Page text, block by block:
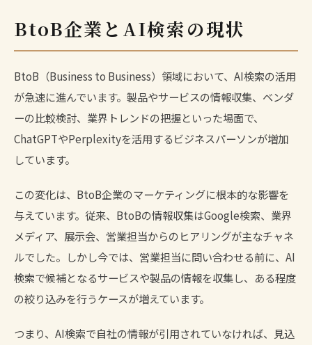
BtoB企業とAI検索の現状
BtoB（Business to Business）領域において、AI検索の活用
が急速に進んでいます。製品やサービスの情報収集、ベンダ
ーの比較検討、業界トレンドの把握といった場面で、
ChatGPTやPerplexityを活用するビジネスパーソンが増加
しています。
この変化は、BtoB企業のマーケティングに根本的な影響を
与えています。従来、BtoBの情報収集はGoogle検索、業界
メディア、展示会、営業担当からのヒアリングが主なチャネ
ルでした。しかし今では、営業担当に問い合わせる前に、AI
検索で候補となるサービスや製品の情報を収集し、ある程度
の絞り込みを行うケースが増えています。
つまり、AI検索で自社の情報が引用されていなければ、見込